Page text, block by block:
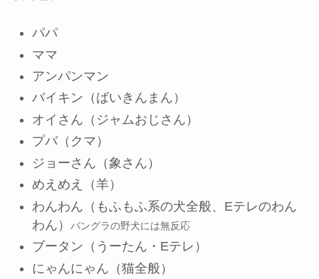
パパ
ママ
アンパンマン
バイキン（ばいきんまん）
オイさん（ジャムおじさん）
プバ（クマ）
ジョーさん（象さん）
めえめえ（羊）
わんわん（もふもふ系の犬全般、Eテレのわん
わん）
バングラの野犬には無反応
ブータン（うーたん・Eテレ）
にゃんにゃん（猫全般）